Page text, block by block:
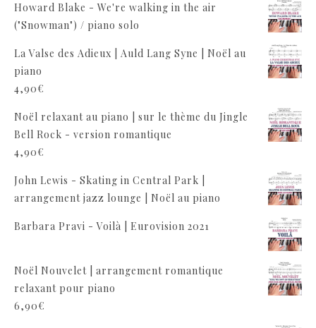
Howard Blake - We're walking in the air
("Snowman") / piano solo
La Valse des Adieux | Auld Lang Syne | Noël au
piano
4,90€
Noël relaxant au piano | sur le thème du Jingle
Bell Rock - version romantique
4,90€
John Lewis - Skating in Central Park |
arrangement jazz lounge | Noël au piano
Barbara Pravi - Voilà | Eurovision 2021
Noël Nouvelet | arrangement romantique
relaxant pour piano
6,90€